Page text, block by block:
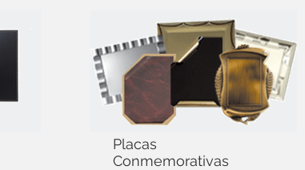
Placas
Conmemorativas